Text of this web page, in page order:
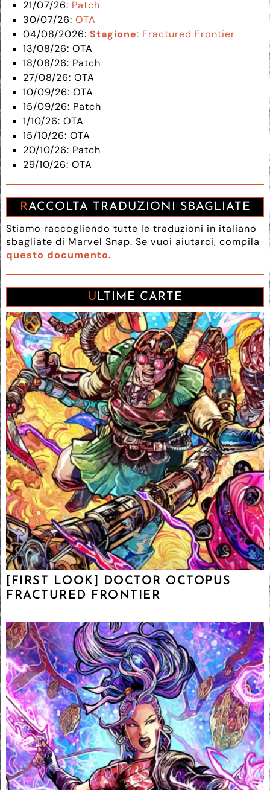
21/07/26: Patch
30/07/26:OTA
04/08/2026: Stagione: Fractured Frontier
13/08/26: OTA
18/08/26: Patch
27/08/26: OTA
10/09/26: OTA
15/09/26: Patch
1/10/26: OTA
15/10/26: OTA
20/10/26: Patch
29/10/26: OTA
RACCOLTA TRADUZIONI SBAGLIATE
Stiamo raccogliendo tutte le traduzioni in italiano
sbagliate di Marvel Snap. Se vuoi aiutarci, compila
questo documento.
ULTIME CARTE
[FIRST LOOK] DOCTOR OCTOPUS
FRACTURED FRONTIER